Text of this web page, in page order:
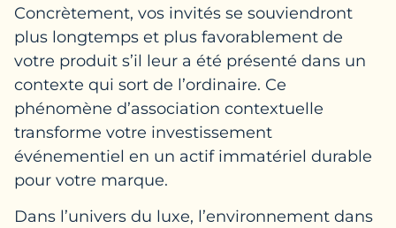
Concrètement, vos invités se souviendront
plus longtemps et plus favorablement de
votre produit s’il leur a été présenté dans un
contexte qui sort de l’ordinaire. Ce
phénomène d’association contextuelle
transforme votre investissement
événementiel en un actif immatériel durable
pour votre marque.
Dans l’univers du luxe, l’environnement dans